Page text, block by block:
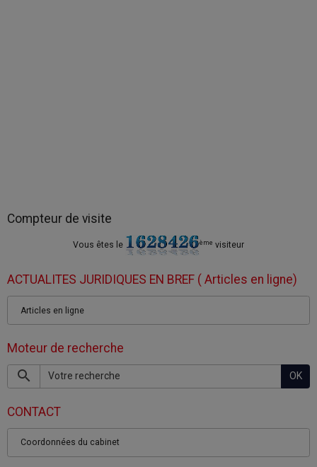
Compteur de visite
Vous êtes le ème visiteur
ACTUALITES JURIDIQUES EN BREF ( Articles en ligne)
Articles en ligne
Moteur de recherche
OK
CONTACT
Coordonnées du cabinet